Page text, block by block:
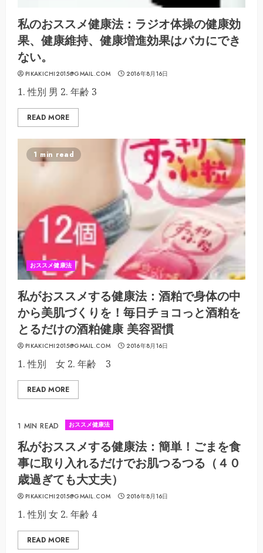
私のおススメ健康法：ラジオ体操の健康効
果、健康維持、健康増進効果はバカにでき
ない。
PIKAKICHI2015@GMAIL.COM 2016年8月16日
1. 性別 男 2. 年齢 3
READ MORE
1 min read
おススメ健康法
私がおススメする健康法：酒粕で身体の中
から美肌づくりを！毎日チョコっと酒粕を
とるだけの酒粕健康 美容習慣
PIKAKICHI2015@GMAIL.COM 2016年8月16日
1. 性別 女 2. 年齢 3
READ MORE
1 MIN READ おススメ健康法
私がおススメする健康法：簡単！ごまを食
事に取り入れるだけでお肌つるつる（４０
歳過ぎても大丈夫）
PIKAKICHI2015@GMAIL.COM 2016年8月16日
1. 性別 女 2. 年齢 4
READ MORE